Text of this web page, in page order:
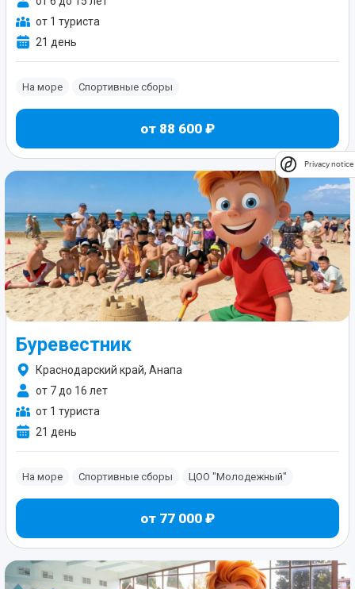
от 1 туриста
21 день
На море Спортивные сборы
от 88 600 ₽
Буревестник
Краснодарский край, Анапа
от 7 до 16 лет
от 1 туриста
21 день
На море Спортивные сборы ЦОО "Молодежный"
от 77 000 ₽
Privacy notice